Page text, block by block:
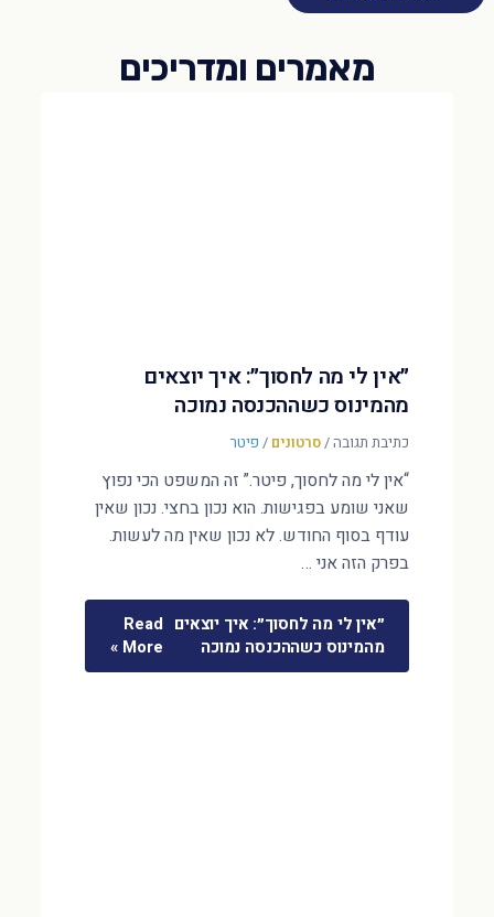
״אין לי מה לחסוך״: איך יוצאים
מהמינוס כשההכנסה נמוכה
כתיבת תגובה/סרטונים / פיטר
“אין לי מה לחסוך, פיטר.” זה המשפט הכי נפוץ
שאני שומע בפגישות. הוא נכון בחצי. נכון שאין
עודף בסוף החודש. לא נכון שאין מה לעשות.
בפרק הזה אני …
״אין לי מה לחסוך״: איך יוצאים
מהמינוס כשההכנסה נמוכה
Read
More »